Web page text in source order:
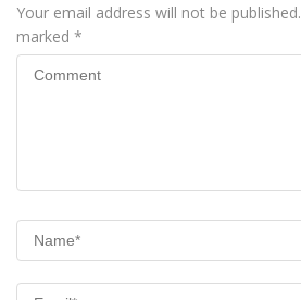
Your email address will not be published.
marked *